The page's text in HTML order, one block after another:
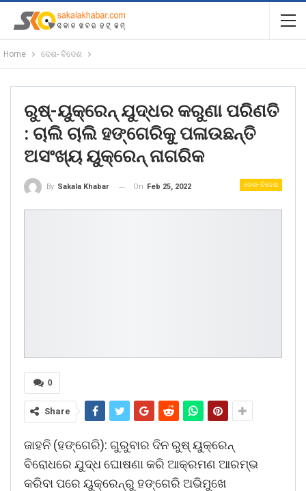
Home ଦେଶ- ବିଦେଶ
ରୁଷ୍‌-ୟୁକ୍ରେନ୍‌ ଯୁଦ୍ଧର କରୁଣା ପରିଣତି
: ଚାଲି ଚାଲି ହଙ୍ଗେରିକୁ ପଳାଉଛନ୍ତି
ଅସଂଖ୍ୟ ୟୁକ୍ରେନ୍‌ ନାଗରିକ
ଦେଶ- ବିଦେଶ
By Sakala Khabar On Feb 25, 2022
0
Share
ଜାହନି (ହଙ୍ଗେରି): ଗୁରୁବାର ଦିନ ରୁଷ୍‌ ୟୁକ୍ରେନ୍‌
ବିରୋଧରେ ଯୁଦ୍ଧ ଘୋଷଣା କରି ଆକ୍ରମଣ ଆରମ୍ଭ
କରିବା ପରେ ୟୁକ୍ରେନ୍‌ରୁ ହଙ୍ଗେରି ଅଭିମୁଖେ